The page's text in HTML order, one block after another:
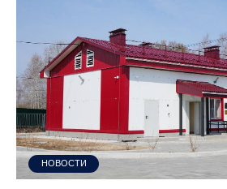
НОВОСТИ